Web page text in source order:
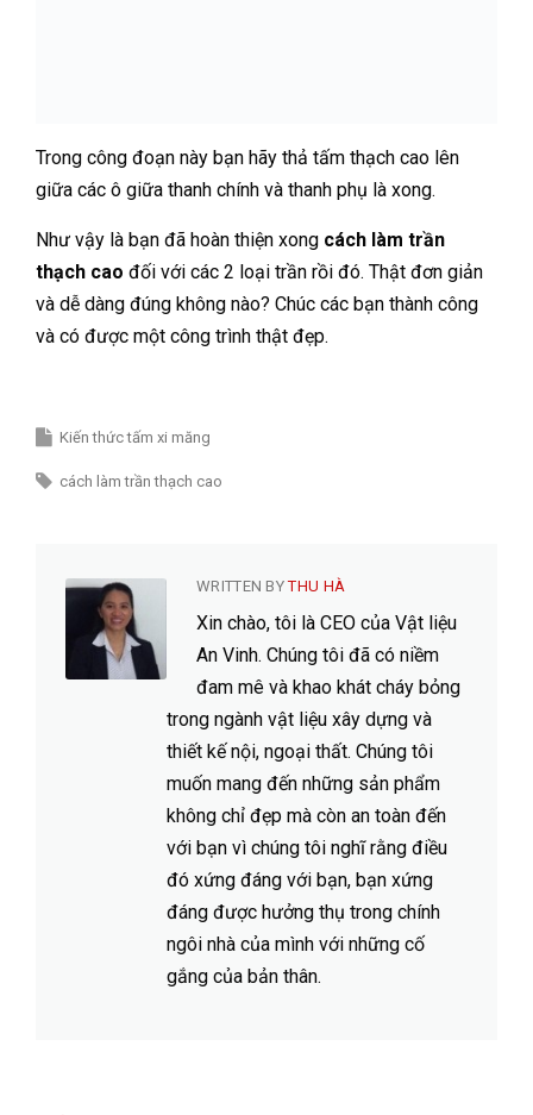
Trong công đoạn này bạn hãy thả tấm thạch cao lên
giữa các ô giữa thanh chính và thanh phụ là xong.
Như vậy là bạn đã hoàn thiện xong cách làm trần
thạch cao đối với các 2 loại trần rồi đó. Thật đơn giản
và dễ dàng đúng không nào? Chúc các bạn thành công
và có được một công trình thật đẹp.
Kiến thức tấm xi măng
cách làm trần thạch cao
WRITTEN BYTHU HÀ
Xin chào, tôi là CEO của Vật liệu
An Vinh. Chúng tôi đã có niềm
đam mê và khao khát cháy bỏng
trong ngành vật liệu xây dựng và
thiết kế nội, ngoại thất. Chúng tôi
muốn mang đến những sản phẩm
không chỉ đẹp mà còn an toàn đến
với bạn vì chúng tôi nghĩ rằng điều
đó xứng đáng với bạn, bạn xứng
đáng được hưởng thụ trong chính
ngôi nhà của mình với những cố
gắng của bản thân.